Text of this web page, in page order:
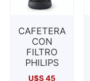
CAFETERA
CON
FILTRO
PHILIPS
U$S45